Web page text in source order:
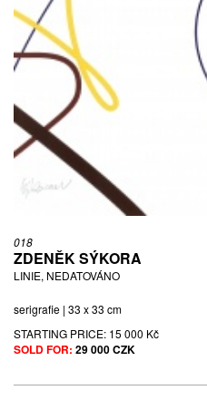
018
ZDENĚK SÝKORA
LINIE, NEDATOVÁNO
serigrafie | 33 x 33 cm
STARTING PRICE: 15 000 Kč
SOLD FOR: 29 000 CZK